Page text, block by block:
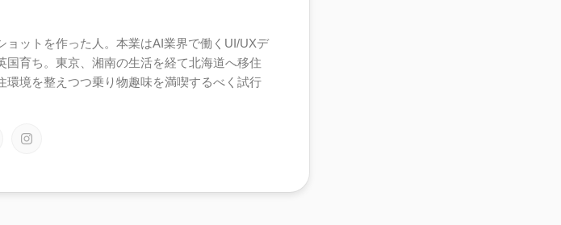
ョットを作った人。本業はAI業界で働くUI/UXデ
国育ち。東京、湘南の生活を経て北海道へ移住
環境を整えつつ乗り物趣味を満喫するべく試行